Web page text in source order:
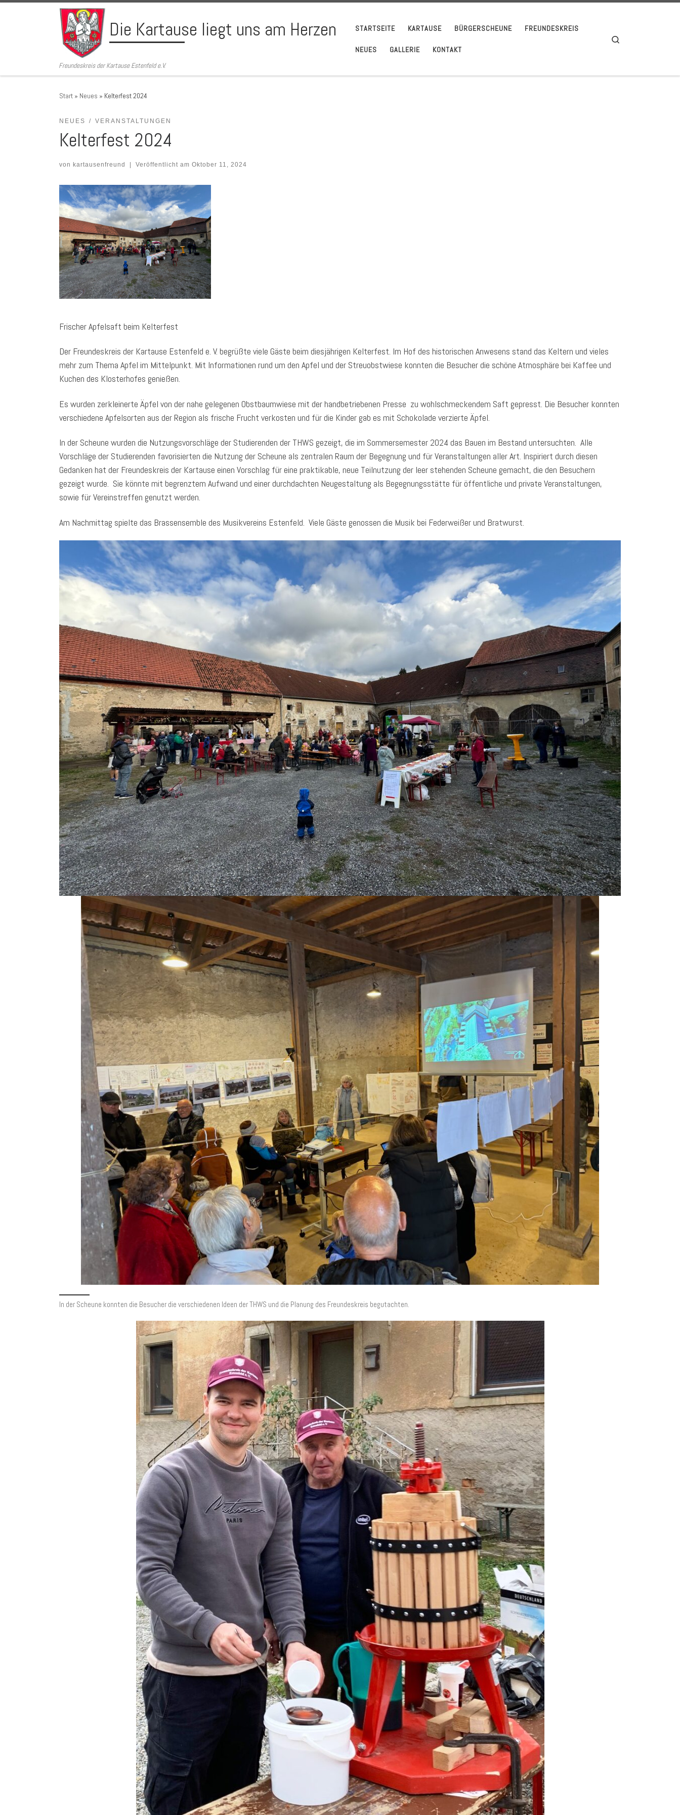
Zum Inhalt springen
Die Kartause liegt uns am Herzen
Freundeskreis der Kartause Estenfeld e.V.
STARTSEITE KARTAUSE BÜRGERSCHEUNE FREUNDESKREIS
NEUES GALLERIE KONTAKT
Start » Neues » Kelterfest 2024
NEUES VERANSTALTUNGEN
Kelterfest 2024
von kartausenfreund Veröffentlicht am Oktober 11, 2024
Frischer Apfelsaft beim Kelterfest
Der Freundeskreis der Kartause Estenfeld e. V. begrüßte viele Gäste beim diesjährigen Kelterfest. Im Hof des historischen Anwesens stand das Keltern und vieles
mehr zum Thema Apfel im Mittelpunkt. Mit Informationen rund um den Apfel und der Streuobstwiese konnten die Besucher die schöne Atmosphäre bei Kaffee und
Kuchen des Klosterhofes genießen.
Es wurden zerkleinerte Äpfel von der nahe gelegenen Obstbaumwiese mit der handbetriebenen Presse zu wohlschmeckendem Saft gepresst. Die Besucher konnten
verschiedene Apfelsorten aus der Region als frische Frucht verkosten und für die Kinder gab es mit Schokolade verzierte Äpfel.
In der Scheune wurden die Nutzungsvorschläge der Studierenden der THWS gezeigt, die im Sommersemester 2024 das Bauen im Bestand untersuchten. Alle
Vorschläge der Studierenden favorisierten die Nutzung der Scheune als zentralen Raum der Begegnung und für Veranstaltungen aller Art. Inspiriert durch diesen
Gedanken hat der Freundeskreis der Kartause einen Vorschlag für eine praktikable, neue Teilnutzung der leer stehenden Scheune gemacht, die den Besuchern
gezeigt wurde. Sie könnte mit begrenztem Aufwand und einer durchdachten Neugestaltung als Begegnungsstätte für öffentliche und private Veranstaltungen,
sowie für Vereinstreffen genutzt werden.
Am Nachmittag spielte das Brassensemble des Musikvereins Estenfeld. Viele Gäste genossen die Musik bei Federweißer und Bratwurst.
In der Scheune konnten die Besucher die verschiedenen Ideen der THWS und die Planung des Freundeskreis begutachten.